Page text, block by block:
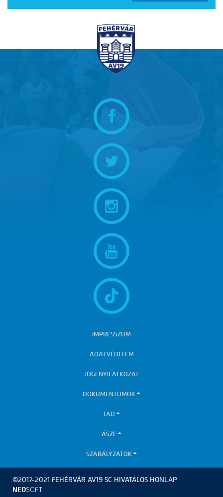
IMPRESSZUM
ADATVÉDELEM
JOGI NYILATKOZAT
DOKUMENTUMOK
TAO
ÁSZF
SZABÁLYZATOK
©2017-2021 FEHÉRVÁR AV19 SC HIVATALOS HONLAP
NEOSOFT